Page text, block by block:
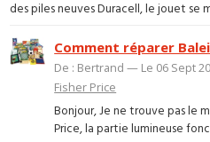
des piles neuves Duracell, le jouet se
Comment réparer
De : Bertrand — Le 06 Sept
Fisher Price
Bonjour, Je ne trouve pas le
Price, la partie lumineuse